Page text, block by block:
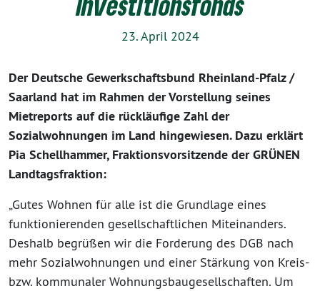
23. April 2024
Der Deutsche Gewerkschaftsbund Rheinland-Pfalz /
Saarland hat im Rahmen der Vorstellung seines
Mietreports auf die rückläufige Zahl der
Sozialwohnungen im Land hingewiesen. Dazu erklärt
Pia Schellhammer, Fraktionsvorsitzende der GRÜNEN
Landtagsfraktion:
„Gutes Wohnen für alle ist die Grundlage eines
funktionierenden gesellschaftlichen Miteinanders.
Deshalb begrüßen wir die Forderung des DGB nach
mehr Sozialwohnungen und einer Stärkung von Kreis-
bzw. kommunaler Wohnungsbaugesellschaften. Um